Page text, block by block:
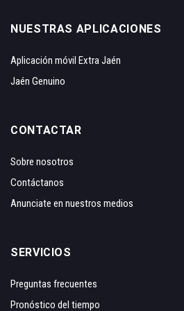
NUESTRAS APLICACIONES
Aplicación móvil Extra Jaén
Jaén Genuino
CONTACTAR
Sobre nosotros
Contáctanos
Anunciate en nuestros medios
SERVICIOS
Preguntas frecuentes
Pronóstico del tiempo